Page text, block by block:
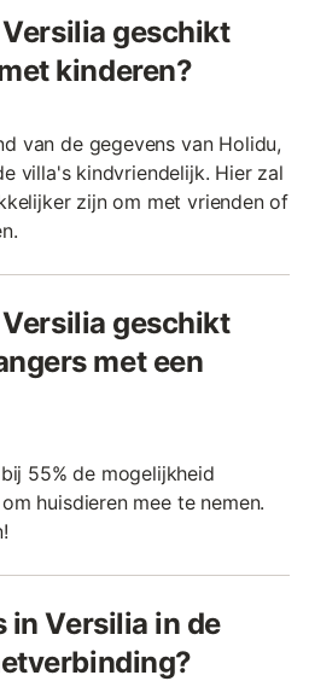
geschikt
kinderen?
van de gegevens van Holidu,
villa's kindvriendelijk. Hier zal
zijn om met vrienden of
geschikt
met een
55% de mogelijkheid
huisdieren mee te nemen.
in Versilia in de